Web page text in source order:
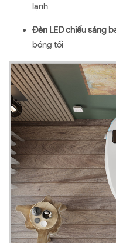
lạnh
Đèn LED chiếu sáng
bóng tối